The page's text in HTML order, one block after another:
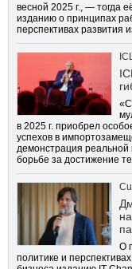
весной 2025 г., — тогда
изданию о принципах
перспективах развития
в 2025 г. приобрел
успехов в
демонстрация реальной
борьбе за достижение
О
политике и